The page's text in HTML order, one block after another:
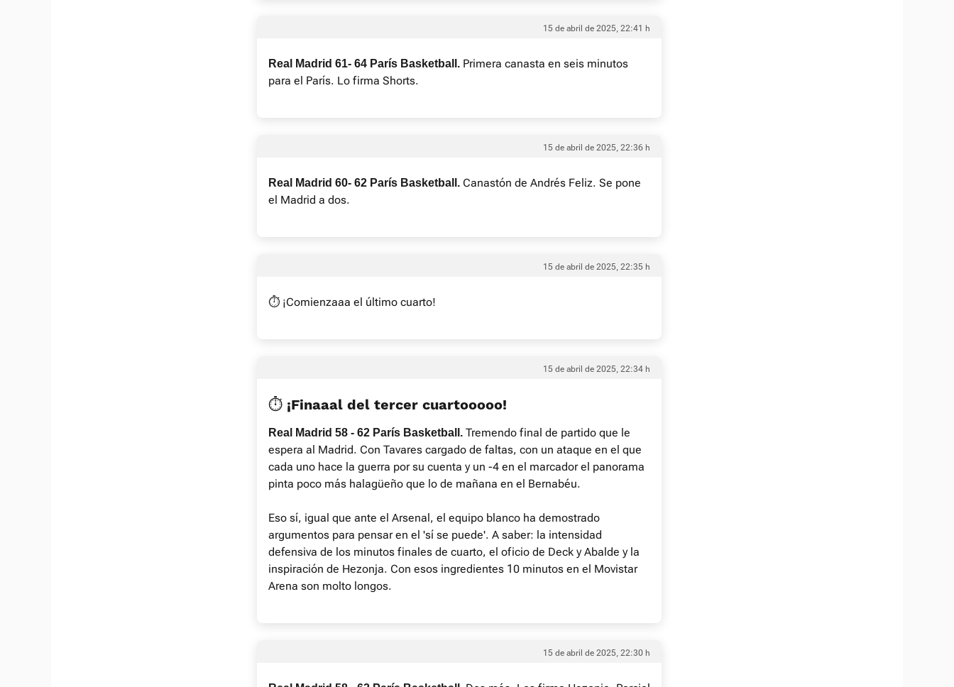
15 de abril de 2025, 22:41 h
Real Madrid 61- 64 París Basketball. Primera canasta en seis minutos
para el París. Lo firma Shorts.
15 de abril de 2025, 22:36 h
Real Madrid 60- 62 París Basketball. Canastón de Andrés Feliz. Se pone
el Madrid a dos.
15 de abril de 2025, 22:35 h
⏱️ ¡Comienzaaa el último cuarto!
15 de abril de 2025, 22:34 h
⏱️ ¡Finaaal del tercer cuartooooo!
Real Madrid 58 - 62 París Basketball. Tremendo final de partido que le
espera al Madrid. Con Tavares cargado de faltas, con un ataque en el que
cada uno hace la guerra por su cuenta y un -4 en el marcador el panorama
pinta poco más halagüeño que lo de mañana en el Bernabéu.
Eso sí, igual que ante el Arsenal, el equipo blanco ha demostrado
argumentos para pensar en el 'sí se puede'. A saber: la intensidad
defensiva de los minutos finales de cuarto, el oficio de Deck y Abalde y la
inspiración de Hezonja. Con esos ingredientes 10 minutos en el Movistar
Arena son molto longos.
15 de abril de 2025, 22:30 h